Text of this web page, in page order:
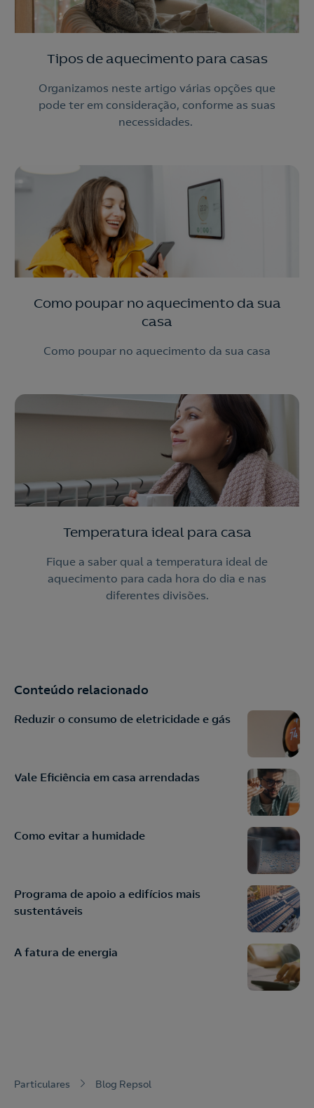
Tipos de aquecimento para casas
Organizamos neste artigo várias opções que
pode ter em consideração, conforme as suas
necessidades.
Como poupar no aquecimento da sua
casa
Como poupar no aquecimento da sua casa
Temperatura ideal para casa
Fique a saber qual a temperatura ideal de
aquecimento para cada hora do dia e nas
diferentes divisões.
Conteúdo relacionado
Reduzir o consumo de eletricidade e gás
Vale Eficiência em casa arrendadas
Como evitar a humidade
Programa de apoio a edifícios mais
sustentáveis
A fatura de energia
Particulares Blog Repsol